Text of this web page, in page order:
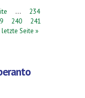
…
234
240
241
letzte Seite »